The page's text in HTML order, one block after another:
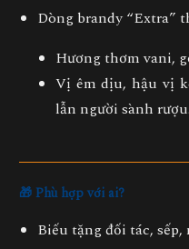
Dòng brandy “Extra”
Hương thơm vani,
Vị êm dịu, hậu vị
lẫn người sành rượu.
🎁Phù hợp với ai?
Biếu tặng đối tác,